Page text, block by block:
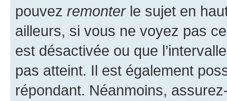
pouvez remonterle sujet en
ailleurs, si vous ne voyez pas
est désactivée ou que
pas atteint. Il est également
répondant. Néanmoins,